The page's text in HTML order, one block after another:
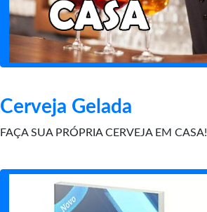
Cerveja Gelada
FAÇA SUA PRÓPRIA CERVEJA EM CASA!